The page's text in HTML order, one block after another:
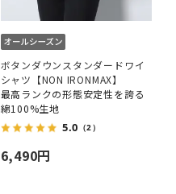
ボタンダウンスタンダードワイ
シャツ【NON IRONMAX】
最高ランクの形態安定性を誇る
綿100%生地
5.0 （2）
6,490円